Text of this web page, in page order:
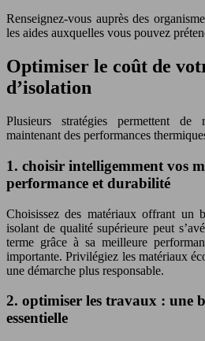
Renseignez-vous auprès des
les aides auxquelles vous pouvez
Optimiser le coût de
d’isolation
Plusieurs stratégies permettent
maintenant des performances
1. choisir intelligemment vos
performance et durabilité
Choisissez des matériaux offrant un
isolant de qualité supérieure peut
terme grâce à sa meilleure
importante. Privilégiez les matériaux
une démarche plus responsable.
2. optimiser les travaux : une
essentielle